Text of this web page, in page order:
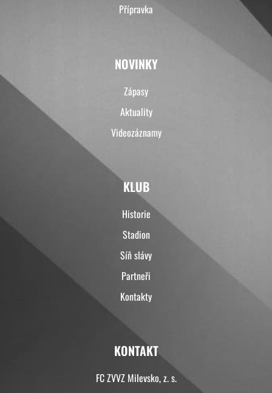
Přípravka
NOVINKY
Zápasy
Aktuality
Videozáznamy
KLUB
Historie
Stadion
Síň slávy
Partneři
Kontakty
KONTAKT
FC ZVVZ Milevsko, z. s.